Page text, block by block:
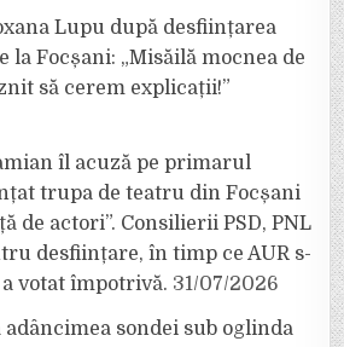
Lupu după desființarea
la Focșani: „Misăilă mocnea de
să cerem explicații!”
îl acuză pe primarul
trupa de teatru din Focșani
de actori”. Consilierii PSD, PNL
desființare, în timp ce AUR s-
votat împotrivă. 31/07/2026
sondei sub oglinda